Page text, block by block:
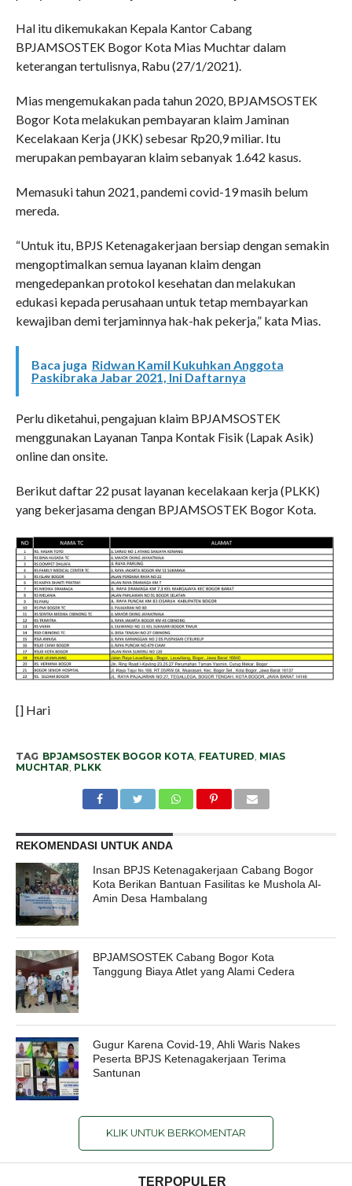
Hal itu dikemukakan Kepala Kantor Cabang
BPJAMSOSTEK Bogor Kota Mias Muchtar dalam
keterangan tertulisnya, Rabu (27/1/2021).
Mias mengemukakan pada tahun 2020, BPJAMSOSTEK
Bogor Kota melakukan pembayaran klaim Jaminan
Kecelakaan Kerja (JKK) sebesar Rp20,9 miliar. Itu
merupakan pembayaran klaim sebanyak 1.642 kasus.
Memasuki tahun 2021, pandemi covid-19 masih belum
mereda.
“Untuk itu, BPJS Ketenagakerjaan bersiap dengan semakin
mengoptimalkan semua layanan klaim dengan
mengedepankan protokol kesehatan dan melakukan
edukasi kepada perusahaan untuk tetap membayarkan
kewajiban demi terjaminnya hak-hak pekerja,” kata Mias.
Baca juga Ridwan Kamil Kukuhkan Anggota
Paskibraka Jabar 2021, Ini Daftarnya
Perlu diketahui, pengajuan klaim BPJAMSOSTEK
menggunakan Layanan Tanpa Kontak Fisik (Lapak Asik)
online dan onsite.
Berikut daftar 22 pusat layanan kecelakaan kerja (PLKK)
yang bekerjasama dengan BPJAMSOSTEK Bogor Kota.
[] Hari
TAG BPJAMSOSTEK BOGOR KOTA, FEATURED MIAS
MUCHTAR PLKK
REKOMENDASI UNTUK ANDA
Insan BPJS Ketenagakerjaan Cabang Bogor
Kota Berikan Bantuan Fasilitas ke Mushola Al-
Amin Desa Hambalang
BPJAMSOSTEK Cabang Bogor Kota
Tanggung Biaya Atlet yang Alami Cedera
Gugur Karena Covid-19, Ahli Waris Nakes
Peserta BPJS Ketenagakerjaan Terima
Santunan
KLIK UNTUK BERKOMENTAR
TERPOPULER